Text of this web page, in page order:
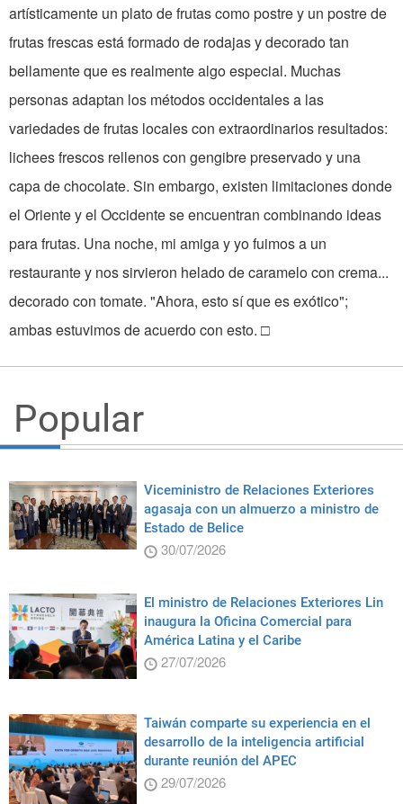
Popular
Viceministro de Relaciones Exteriores
agasaja con un almuerzo a ministro de
Estado de Belice
30/07/2026
El ministro de Relaciones Exteriores Lin
inaugura la Oficina Comercial para
América Latina y el Caribe
27/07/2026
Taiwán comparte su experiencia en el
desarrollo de la inteligencia artificial
durante reunión del APEC
29/07/2026